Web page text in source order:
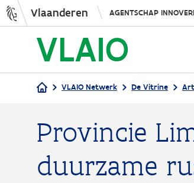
Vlaanderen AGENTSCHAP
Kruimelpad
VLAIO Netwerk De Vitrine
Provincie
duurzame